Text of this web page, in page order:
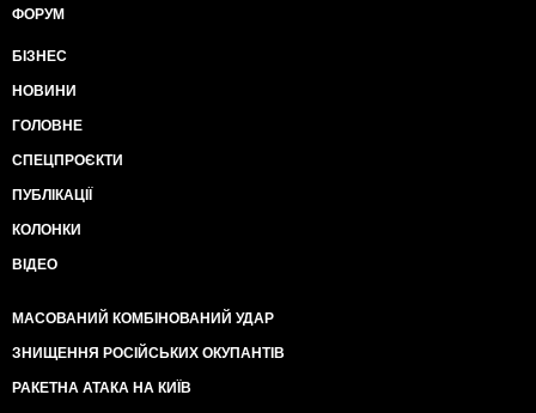
ФОРУМ
БІЗНЕС
НОВИНИ
ГОЛОВНЕ
СПЕЦПРОЄКТИ
ПУБЛІКАЦІЇ
КОЛОНКИ
ВІДЕО
МАСОВАНИЙ КОМБІНОВАНИЙ УДАР
ЗНИЩЕННЯ РОСІЙСЬКИХ ОКУПАНТІВ
РАКЕТНА АТАКА НА КИЇВ